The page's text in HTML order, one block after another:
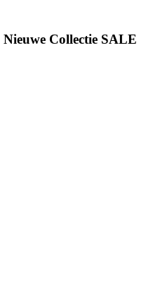
Nieuwe Collectie SALE